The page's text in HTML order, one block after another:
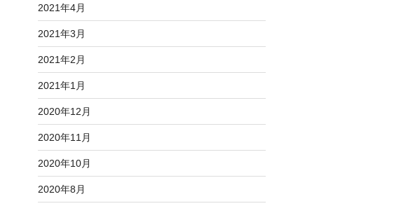
2021年4月
2021年3月
2021年2月
2021年1月
2020年12月
2020年11月
2020年10月
2020年8月